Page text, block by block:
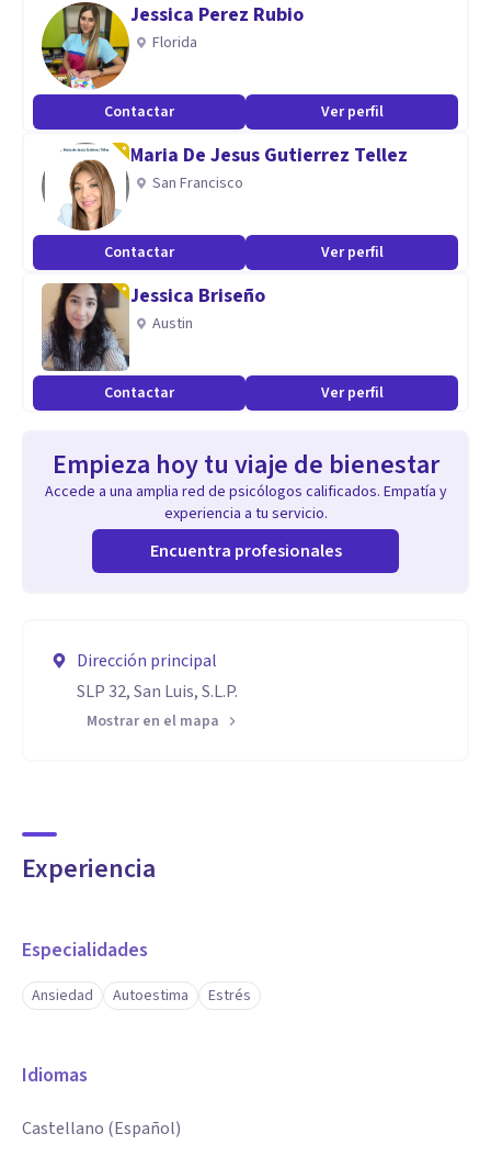
Jessica Perez Rubio
Florida
Contactar Ver perfil
Maria De Jesus Gutierrez Tellez
San Francisco
Contactar Ver perfil
Jessica Briseño
Austin
Contactar Ver perfil
Empieza hoy tu viaje de bienestar
Accede a una amplia red de psicólogos calificados. Empatía y
experiencia a tu servicio.
Encuentra profesionales
Dirección principal
SLP 32, San Luis, S.L.P.
Mostrar en el mapa
Experiencia
Especialidades
Ansiedad Autoestima Estrés
Idiomas
Castellano (Español)